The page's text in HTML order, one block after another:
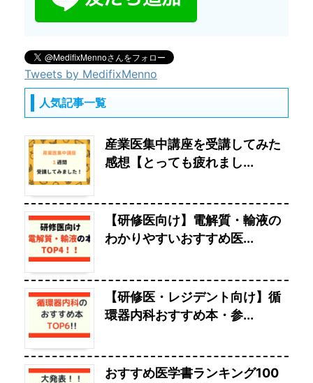
Tweets by MedifixMenno
人気記事一覧
産業医集中講座を受講してみた
感想【とっても疲れまし...
【研修医向け】電解質・輸液の
わかりやすいおすすめ医...
【研修医・レジデント向け】循
環器内科おすすめ本・参...
おすすめ医学書ランキング100